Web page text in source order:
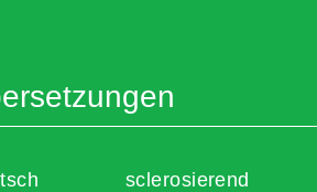
sclerosierend